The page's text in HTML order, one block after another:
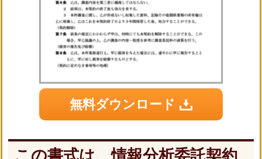
無料ダウンロード
この書式は、情報分析委託契約